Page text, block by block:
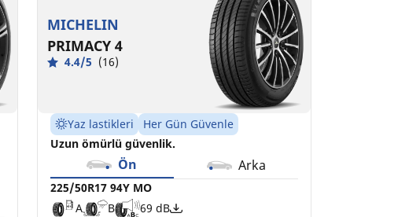
MICHELIN
PRIMACY 4
4.4/5 (16)
Yaz lastikleri
Her Gün Güvenle
Uzun ömürlü güvenlik.
Ön Arka
225/50R17 94Y MO
A
B 69 dB